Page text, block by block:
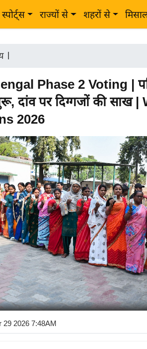
स्पोर्ट्स राज्यों से शहरों से
|
Phase 2 Voting |
दांव पर दिग्गजों की साख |
2026
29 2026 7:48AM